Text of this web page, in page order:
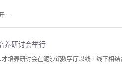
...
养研讨会举行
培养研讨会在泥沙馆数字厅以线上线下相